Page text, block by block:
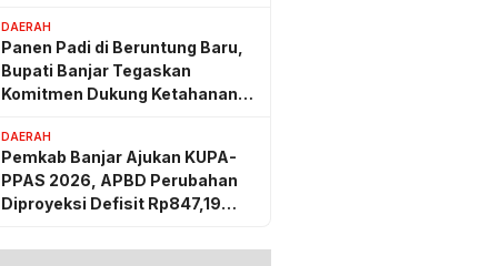
DAERAH
Panen Padi di Beruntung Baru,
Bupati Banjar Tegaskan
Komitmen Dukung Ketahanan
DAERAH
Pemkab Banjar Ajukan KUPA-
PPAS 2026, APBD Perubahan
Diproyeksi Defisit Rp847,19